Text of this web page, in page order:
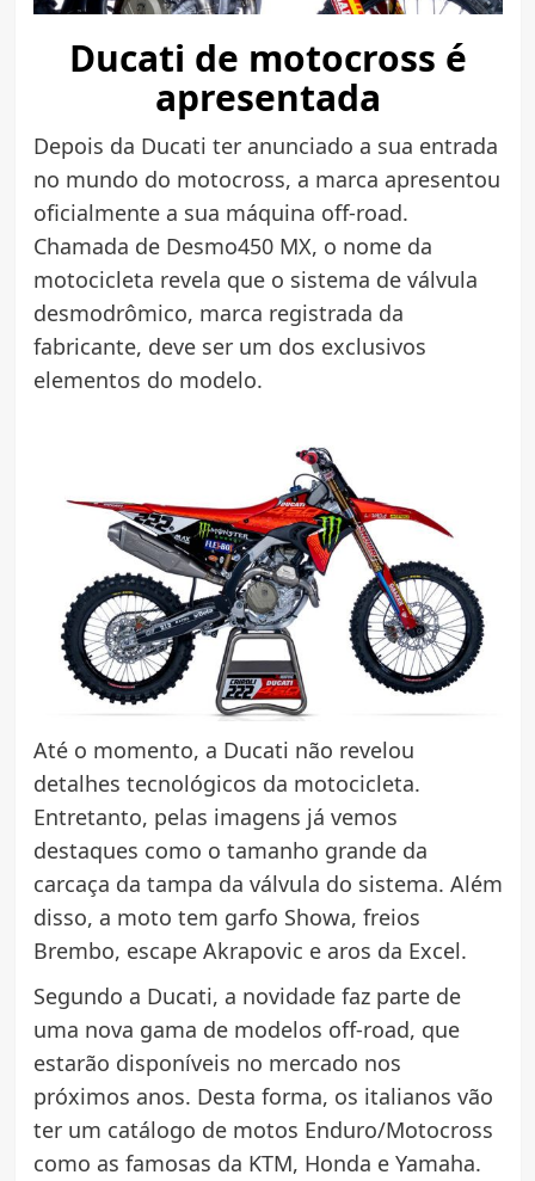
Ducati de motocross é
apresentada
Depois da Ducati ter anunciado a sua entrada
no mundo do motocross, a marca apresentou
oficialmente a sua máquina off-road.
Chamada de Desmo450 MX, o nome da
motocicleta revela que o sistema de válvula
desmodrômico, marca registrada da
fabricante, deve ser um dos exclusivos
elementos do modelo.
Até o momento, a Ducati não revelou
detalhes tecnológicos da motocicleta.
Entretanto, pelas imagens já vemos
destaques como o tamanho grande da
carcaça da tampa da válvula do sistema. Além
disso, a moto tem garfo Showa, freios
Brembo, escape Akrapovic e aros da Excel.
Segundo a Ducati, a novidade faz parte de
uma nova gama de modelos off-road, que
estarão disponíveis no mercado nos
próximos anos. Desta forma, os italianos vão
ter um catálogo de motos Enduro/Motocross
como as famosas da KTM, Honda e Yamaha.